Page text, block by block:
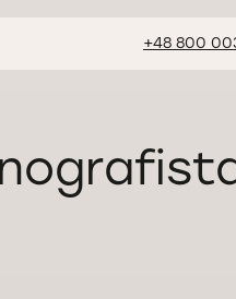
+48 800